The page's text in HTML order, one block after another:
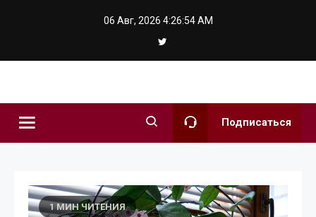
06 Авг, 2026 4:26:55 AM
Подписаться
1 МИН ЧИТЕНИЯ